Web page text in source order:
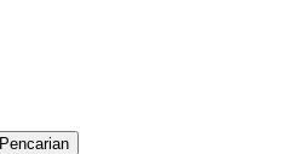
Pencarian